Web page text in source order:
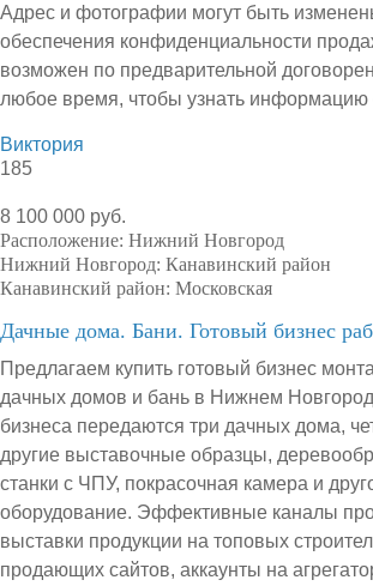
Адрес и фотографии могут быть
обеспечения конфиденциальности
возможен по предварительной
любое время, чтобы узнать информацию
Виктория
185
8 100 000 руб.
Расположение: Нижний Новгород
Нижний Новгород: Канавинский район
Канавинский район: Московская
Дачные дома. Бани. Готовый бизнес
Предлагаем купить готовый бизнес
дачных домов и бань в Нижнем
бизнеса передаются три дачных дома,
другие выставочные образцы,
станки с ЧПУ, покрасочная камера и
оборудование. Эффективные каналы
выставки продукции на топовых
продающих сайтов, аккаунты на